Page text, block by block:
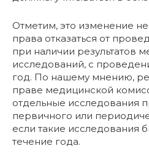
Отметим, это изменение
права отказаться от
при наличии результатов
исследований, с
год. По нашему мнению,
праве медицинской
отдельные исследования
первичного или
если такие исследования
течение года.